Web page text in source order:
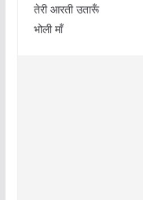
तेरी आरती उतारूँ
भोली माँ